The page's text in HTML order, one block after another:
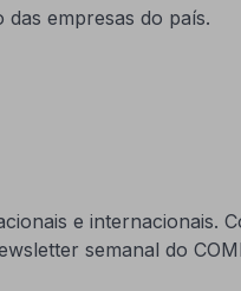
empresas do país.
e internacionais.
semanal do